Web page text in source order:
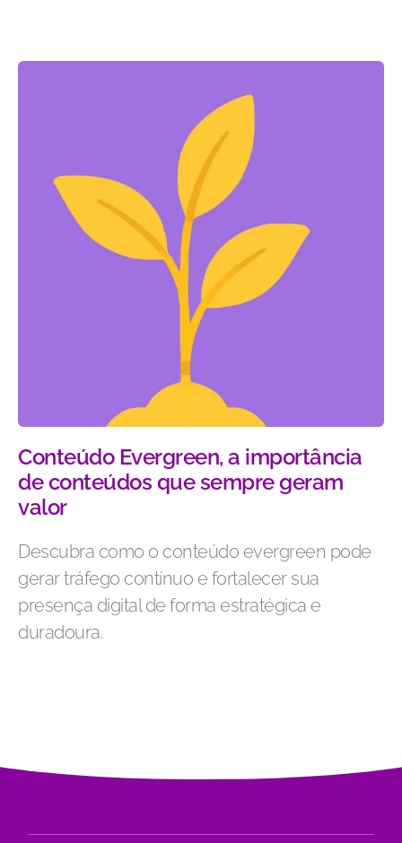
Conteúdo Evergreen, a importância
de conteúdos que sempre geram
valor
Descubra como o conteúdo evergreen pode
gerar tráfego contínuo e fortalecer sua
presença digital de forma estratégica e
duradoura.